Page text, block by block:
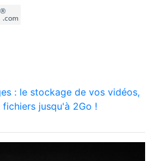
: le stockage de vos vidéos,
fichiers jusqu'à 2Go !